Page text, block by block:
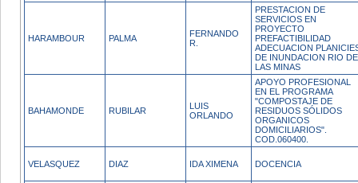
HARAMBOUR PALMA
FERNANDO
R.
PRESTACION DE
SERVICIOS EN
PROYECTO
PREFACTIBILIDAD
ADECUACION
DE INUNDACION RIO DE
LAS MINAS
BAHAMONDE RUBILAR
LUIS
ORLANDO
APOYO PROFESIONAL
EN EL PROGRAMA
"COMPOSTAJE DE
RESIDUOS SÓLIDOS
ORGANICOS
DOMICILIARIOS".
COD.060400.
VELASQUEZ DIAZ IDA XIMENA DOCENCIA